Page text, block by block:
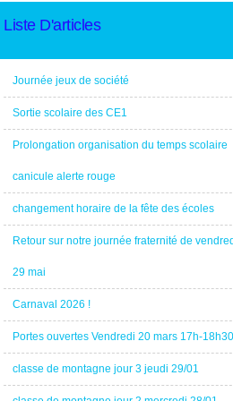
Liste D'articles
Journée jeux de société
Sortie scolaire des CE1
Prolongation organisation du temps scolaire
canicule alerte rouge
changement horaire de la fête des écoles
Retour sur notre journée fraternité de
29 mai
Carnaval 2026 !
Portes ouvertes Vendredi 20 mars 17h-18h30
classe de montagne jour 3 jeudi 29/01